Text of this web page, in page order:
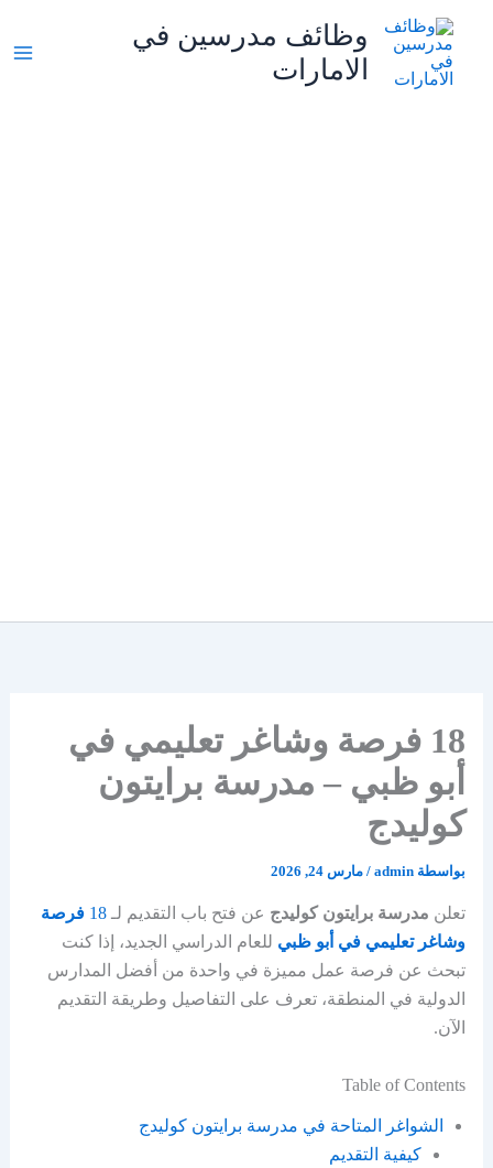
المحتوى
وظائف مدرسين في
الامارات
18 فرصة وشاغر تعليمي في
أبو ظبي – مدرسة برايتون
كوليدج
بواسطة admin
/ مارس 24, 2026
تعلن مدرسة برايتون كوليدج عن فتح باب التقديم لـ 18 فرصة
وشاغر تعليمي في أبو ظبي للعام الدراسي الجديد، إذا كنت
تبحث عن فرصة عمل مميزة في واحدة من أفضل المدارس
الدولية في المنطقة، تعرف على التفاصيل وطريقة التقديم
الآن.
Table of Contents
الشواغر المتاحة في مدرسة برايتون كوليدج
كيفية التقديم